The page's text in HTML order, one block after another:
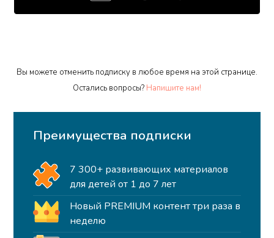
Вы можете отменить подписку в любое время на этой странице.
Остались вопросы? Напишите нам!
Преимущества подписки
7 300+ развивающих материалов
для детей от 1 до 7 лет
Новый PREMIUM контент три раза в
неделю